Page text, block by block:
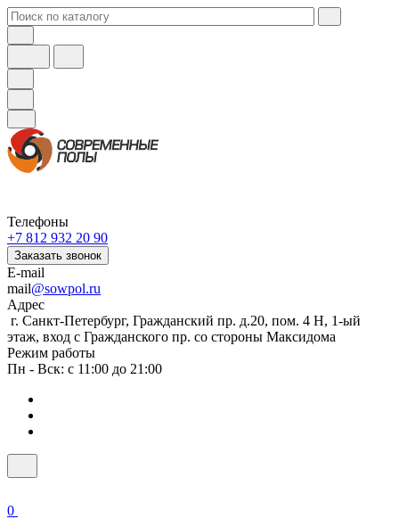
Телефоны
+7 812 932 20 90
Заказать звонок
E-mail
mail@sowpol.ru
Адрес
г. Санкт-Петербург, Гражданский пр. д.20, пом. 4 Н, 1-ый
этаж, вход с Гражданского пр. со стороны Максидома
Режим работы
Пн - Вск: с 11:00 до 21:00
0